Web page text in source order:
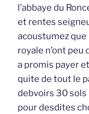
l’abbaye du
et rentes
acoustumez que
royale n’ont
a promis payer
quite de tout le
debvoirs 30 sols
pour desdites